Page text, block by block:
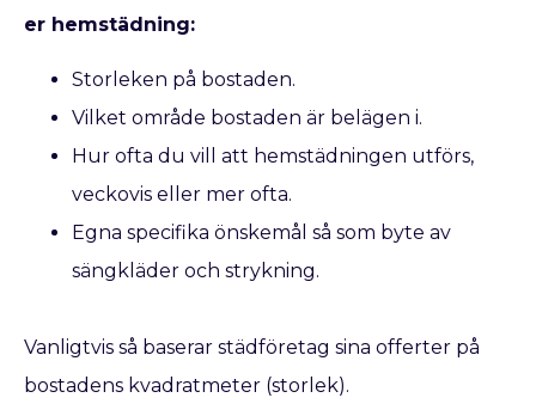
er hemstädning:
Storleken på bostaden.
Vilket område bostaden är belägen i.
Hur ofta du vill att hemstädningen utförs,
veckovis eller mer ofta.
Egna specifika önskemål så som byte av
sängkläder och strykning.
Vanligtvis så baserar städföretag sina offerter på
bostadens kvadratmeter (storlek).